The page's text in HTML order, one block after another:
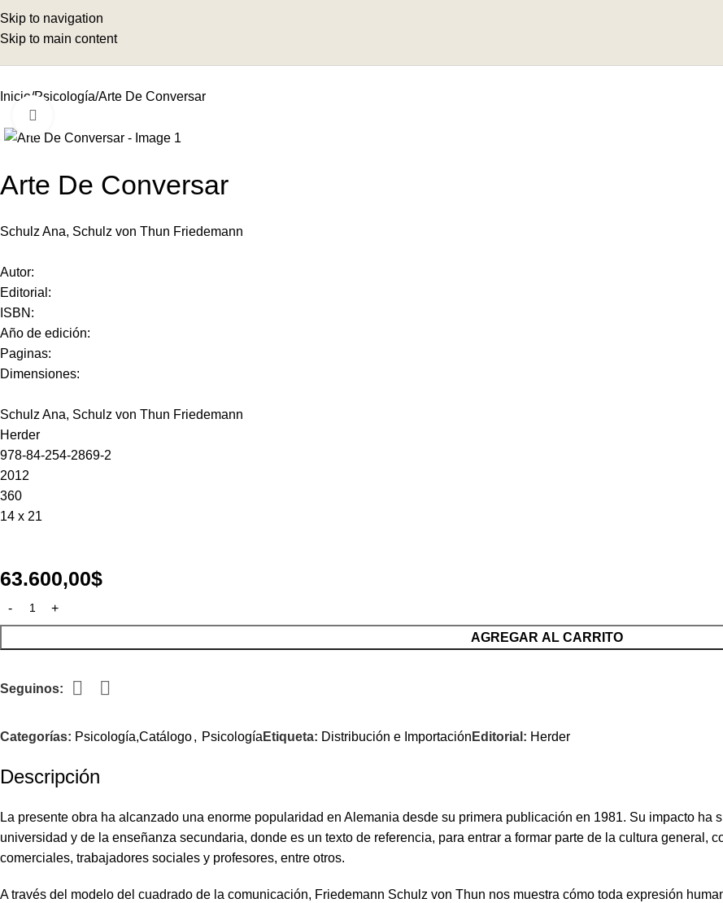
Skip to navigation
Skip to main content
Inicio Psicología Arte De Conversar
Arte De Conversar
Schulz Ana, Schulz von Thun Friedemann
Autor:
Editorial:
ISBN:
Año de edición:
Paginas:
Dimensiones:
Schulz Ana, Schulz von Thun Friedemann
Herder
978-84-254-2869-2
2012
360
14 x 21
63.600,00$
AGREGAR AL CARRITO
Seguinos:
Categorías: Psicología,Catálogo, Psicología Etiqueta: Distribución e Importación Editorial: Herder
Descripción
La presente obra ha alcanzado una enorme popularidad en Alemania desde su primera publicación en 1981. Su impacto ha
universidad y de la enseñanza secundaria, donde es un texto de referencia, para entrar a formar parte de la cultura general,
comerciales, trabajadores sociales y profesores, entre otros.
A través del modelo del cuadrado de la comunicación, Friedemann Schulz von Thun nos muestra cómo toda expresión